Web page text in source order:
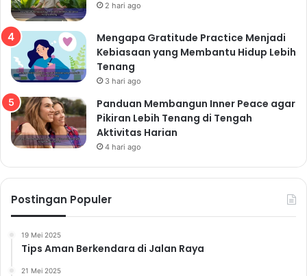
2 hari ago
Mengapa Gratitude Practice Menjadi
Kebiasaan yang Membantu Hidup Lebih
Tenang
3 hari ago
Panduan Membangun Inner Peace agar
Pikiran Lebih Tenang di Tengah
Aktivitas Harian
4 hari ago
Postingan Populer
19 Mei 2025
Tips Aman Berkendara di Jalan Raya
21 Mei 2025